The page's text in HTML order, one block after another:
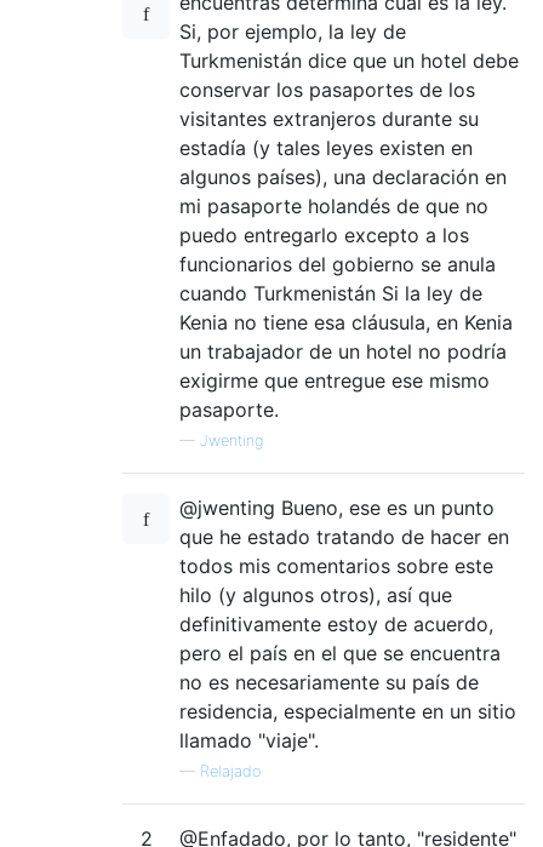
Si, por ejemplo, la ley de
Turkmenistán dice que un hotel debe
conservar los pasaportes de los
visitantes extranjeros durante su
estadía (y tales leyes existen en
algunos países), una declaración en
mi pasaporte holandés de que no
puedo entregarlo excepto a los
funcionarios del gobierno se anula
cuando Turkmenistán Si la ley de
Kenia no tiene esa cláusula, en Kenia
un trabajador de un hotel no podría
exigirme que entregue ese mismo
pasaporte.
— Jwenting
@jwenting Bueno, ese es un punto
que he estado tratando de hacer en
todos mis comentarios sobre este
hilo (y algunos otros), así que
definitivamente estoy de acuerdo,
pero el país en el que se encuentra
no es necesariamente su país de
residencia, especialmente en un sitio
llamado "viaje".
— Relajado
2 @Enfadado, por lo tanto, "residente"